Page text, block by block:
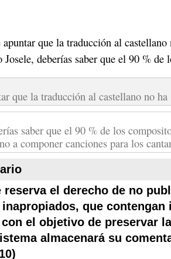
apuntar que la traducción al
Josele, deberías saber que el 90 % de
que la traducción al castellano no
saber que el 90 % de los
a componer canciones para los
reserva el derecho de no
que
el objetivo de preservar
almacenará su